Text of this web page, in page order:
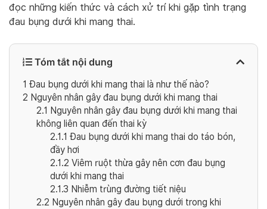
đọc những kiến thức và cách xử trí khi gặp tình trạng
đau bụng dưới khi mang thai.
Tóm tắt nội dung
1 Đau bụng dưới khi mang thai là như thế nào?
2 Nguyên nhân gây đau bụng dưới khi mang thai
2.1 Nguyên nhân gây đau bụng dưới khi mang thai
không liên quan đến thai kỳ
2.1.1 Đau bụng dưới khi mang thai do táo bón,
đầy hơi
2.1.2 Viêm ruột thừa gây nên cơn đau bụng
dưới khi mang thai
2.1.3 Nhiễm trùng đường tiết niệu
2.2 Nguyên nhân gây đau bụng dưới trong khi